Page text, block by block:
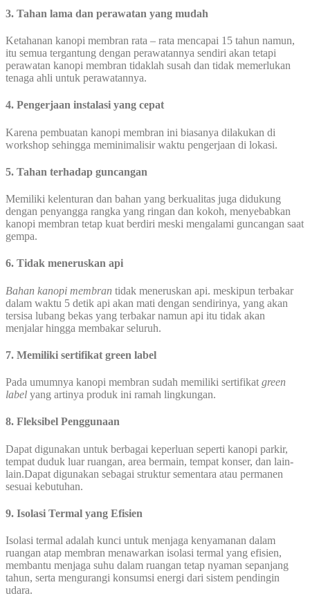
3. Tahan lama dan perawatan yang mudah
Ketahanan kanopi membran rata – rata mencapai 15 tahun namun,
itu semua tergantung dengan perawatannya sendiri akan tetapi
perawatan kanopi membran tidaklah susah dan tidak memerlukan
tenaga ahli untuk perawatannya.
4. Pengerjaan instalasi yang cepat
Karena pembuatan kanopi membran ini biasanya dilakukan di
workshop sehingga meminimalisir waktu pengerjaan di lokasi.
5. Tahan terhadap guncangan
Memiliki kelenturan dan bahan yang berkualitas juga didukung
dengan penyangga rangka yang ringan dan kokoh, menyebabkan
kanopi membran tetap kuat berdiri meski mengalami guncangan saat
gempa.
6. Tidak meneruskan api
Bahan kanopi membran tidak meneruskan api. meskipun terbakar
dalam waktu 5 detik api akan mati dengan sendirinya, yang akan
tersisa lubang bekas yang terbakar namun api itu tidak akan
menjalar hingga membakar seluruh.
7. Memiliki sertifikat green label
Pada umumnya kanopi membran sudah memiliki sertifikat green
label yang artinya produk ini ramah lingkungan.
8. Fleksibel Penggunaan
Dapat digunakan untuk berbagai keperluan seperti kanopi parkir,
tempat duduk luar ruangan, area bermain, tempat konser, dan lain-
lain.Dapat digunakan sebagai struktur sementara atau permanen
sesuai kebutuhan.
9. Isolasi Termal yang Efisien
Isolasi termal adalah kunci untuk menjaga kenyamanan dalam
ruangan atap membran menawarkan isolasi termal yang efisien,
membantu menjaga suhu dalam ruangan tetap nyaman sepanjang
tahun, serta mengurangi konsumsi energi dari sistem pendingin
udara.